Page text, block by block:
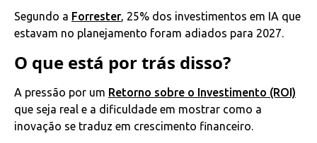
Segundo a Forrester, 25% dos investimentos em IA que
estavam no planejamento foram adiados para 2027.
O que está por trás disso?
A pressão por um Retorno sobre o Investimento (ROI)
que seja real e a dificuldade em mostrar como a
inovação se traduz em crescimento financeiro.